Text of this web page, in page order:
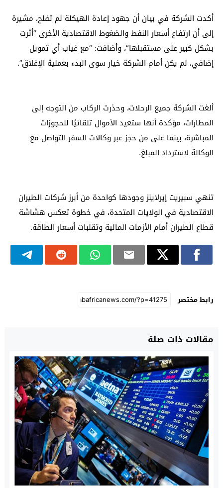
أكدت الشركة في بيان أن جهود إعادة الهيكلة لم تفلح، مشيرة
إلى أن ارتفاع أسعار النفط والضغوط الاقتصادية الأخرى “أثرت
بشكل كبير على مستقبلها”، وأضافت: “مع غياب أي تمويل
إضافي، لم يكن أمام الشركة خيار سوى البدء بعملية الإغلاق”.
ألغت الشركة جميع الرحلات، وحذرت الركاب من التوجه إلى
المطارات، مؤكدة أنها ستعيد الأموال تلقائيًا للحجوزات
المباشرة، بينما على من حجز عبر وكالات السفر التواصل مع
الوكالة لاسترداد المبلغ.
تنهي سبيريت إيرلاينز وجودها كواحدة من أبرز شركات الطيران
الاقتصادية في الولايات المتحدة، في خطوة تعكس هشاشة
قطاع الطيران أمام الأزمات المالية وتقلبات أسعار الطاقة.
رابط مختصر
مقالات ذات صلة